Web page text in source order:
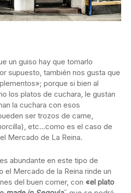
un guiso hay que tomarlo
supuesto, también nos gusta que
porque si bien al
los platos de cuchara, le gustan
la cuchara con esos
ser trozos de carne,
etc…como es el caso de
Mercado de La Reina.
abundante en este tipo de
el Mercado de la Reina rinde un
del buen comer, con «el plato